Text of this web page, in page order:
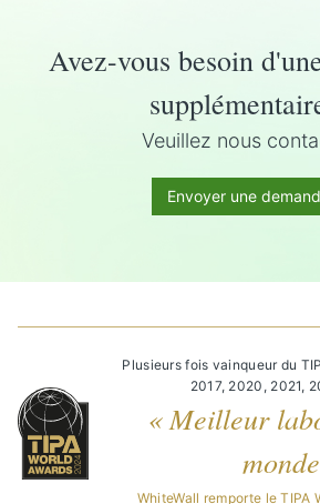
Avez-vous besoin
Veuillez nous
Envoyer une
Plusieurs fois vainqueur du
2017, 2020, 2021,
« Meilleur
WhiteWall remporte le TIPA